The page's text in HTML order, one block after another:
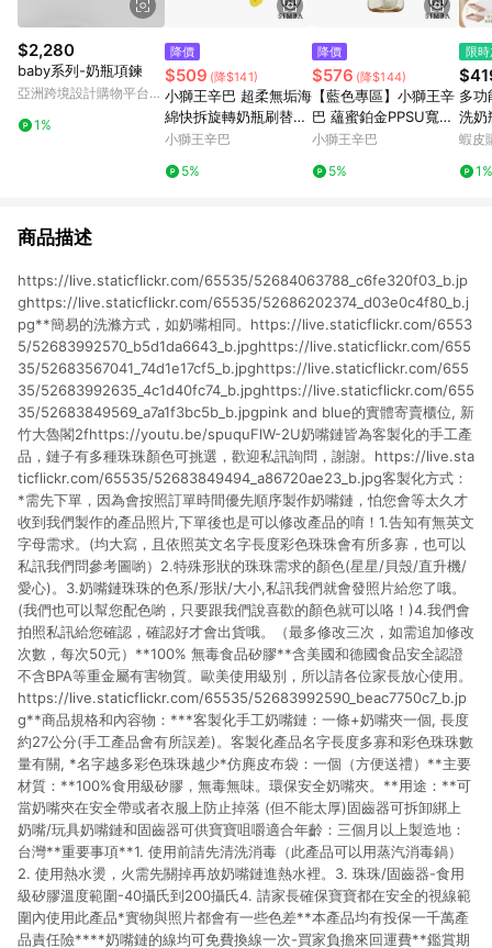
$2,280
baby系列-奶瓶項鍊
亞洲跨境設計購物平台
1%
降價
$509 (降$141)
小獅王辛巴 超柔無垢海
綿快拆旋轉奶瓶刷替換
組
小獅王辛巴
5%
降價
$576 (降$144)
【藍色專區】小獅王辛
巴 蘊蜜鉑金PPSU寬口
吸管把手防脹氣奶瓶(2
式餵奶專用)
小獅王辛巴
5%
限
多功
洗奶
架
瓶架
蝦皮
1%
商品描述
https://live.staticflickr.com/65535/52684063788_c6fe320f03_b.jp
ghttps://live.staticflickr.com/65535/52686202374_d03e0c4f80_b.j
pg**簡易的洗滌方式，如奶嘴相同。https://live.staticflickr.com/6553
5/52683992570_b5d1da6643_b.jpghttps://live.staticflickr.com/655
35/52683567041_74d1e17cf5_b.jpghttps://live.staticflickr.com/655
35/52683992635_4c1d40fc74_b.jpghttps://live.staticflickr.com/655
35/52683849569_a7a1f3bc5b_b.jpgpink and blue的實體寄賣櫃位, 新
竹大魯閣2fhttps://youtu.be/spuquFlW-2U奶嘴鏈皆為客製化的手工產
品，鏈子有多種珠珠顏色可挑選，歡迎私訊詢問，謝謝。https://live.sta
ticflickr.com/65535/52683849494_a86720ae23_b.jpg客製化方式：
*需先下單，因為會按照訂單時間優先順序製作奶嘴鏈，怕您會等太久才
收到我們製作的產品照片,下單後也是可以修改產品的唷！1.告知有無英文
字母需求。(均大寫，且依照英文名字長度彩色珠珠會有所多寡，也可以
私訊我們問參考圖喲）2.特殊形狀的珠珠需求的顏色(星星/貝殼/直升機/
愛心)。3.奶嘴鏈珠珠的色系/形狀/大小,私訊我們就會發照片給您了哦。
(我們也可以幫您配色喲，只要跟我們說喜歡的顏色就可以咯！)4.我們會
拍照私訊給您確認，確認好才會出貨哦。（最多修改三次，如需追加修改
次數，每次50元）**100% 無毒食品矽膠**含美國和德國食品安全認證
不含BPA等重金屬有害物質。歐美使用級別，所以請各位家長放心使用。
https://live.staticflickr.com/65535/52683992590_beac7750c7_b.jp
g**商品規格和內容物：***客製化手工奶嘴鏈：一條+奶嘴夾一個, 長度
約27公分(手工產品會有所誤差)。客製化產品名字長度多寡和彩色珠珠數
量有關, *名字越多彩色珠珠越少*仿麂皮布袋：一個（方便送禮）**主要
材質：**100%食用級矽膠，無毒無味。環保安全奶嘴夾。**用途：**可
當奶嘴夾在安全帶或者衣服上防止掉落 (但不能太厚)固齒器可拆卸綁上
奶嘴/玩具奶嘴鏈和固齒器可供寶寶咀嚼適合年齡：三個月以上製造地：
台灣**重要事項**1. 使用前請先清洗消毒（此產品可以用蒸汽消毒鍋）
2. 使用熱水燙，火需先關掉再放奶嘴鏈進熱水裡。3. 珠珠/固齒器-食用
級矽膠溫度範圍-40攝氏到200攝氏4. 請家長確保寶寶都在安全的視線範
圍內使用此產品*實物與照片都會有一些色差**本產品均有投保一千萬產
品責任險****奶嘴鏈的線均可免費換線一次-買家負擔來回運費**鑑賞期